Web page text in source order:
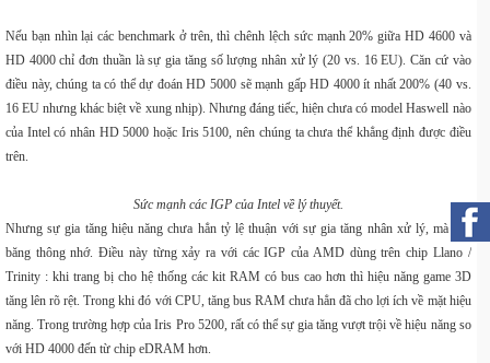
Nếu bạn nhìn lại các benchmark ở trên, thì chênh lệch sức mạnh 20% giữa HD 4600 và
HD 4000 chỉ đơn thuần là sự gia tăng số lượng nhân xử lý (20 vs. 16 EU). Căn cứ vào
điều này, chúng ta có thể dự đoán HD 5000 sẽ mạnh gấp HD 4000 ít nhất 200% (40 vs.
16 EU nhưng khác biệt về xung nhịp). Nhưng đáng tiếc, hiện chưa có model Haswell nào
của Intel có nhân HD 5000 hoặc Iris 5100, nên chúng ta chưa thể khẳng định được điều
trên.
Sức mạnh các IGP của Intel về lý thuyết.
Nhưng sự gia tăng hiệu năng chưa hẳn tỷ lệ thuận với sự gia tăng nhân xử lý, mà l&`
băng thông nhớ. Điều này từng xảy ra với các IGP của AMD dùng trên chip Llano /
Trinity : khi trang bị cho hệ thống các kit RAM có bus cao hơn thì hiệu năng game 3D
tăng lên rõ rệt. Trong khi đó với CPU, tăng bus RAM chưa hẳn đã cho lợi ích về mặt hiệu
năng. Trong trường hợp của Iris Pro 5200, rất có thể sự gia tăng vượt trội về hiệu năng so
với HD 4000 đến từ chip eDRAM hơn.